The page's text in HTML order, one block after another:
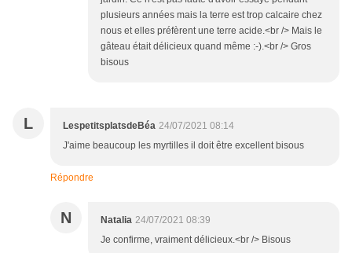
plusieurs années mais la terre est trop calcaire chez
nous et elles préfèrent une terre acide.<br /> Mais le
gâteau était délicieux quand même :-).<br /> Gros
bisous
L LespetitsplatsdeBéa 24/07/2021 08:14
J'aime beaucoup les myrtilles il doit être excellent bisous
Répondre
N Natalia 24/07/2021 08:39
Je confirme, vraiment délicieux.<br /> Bisous